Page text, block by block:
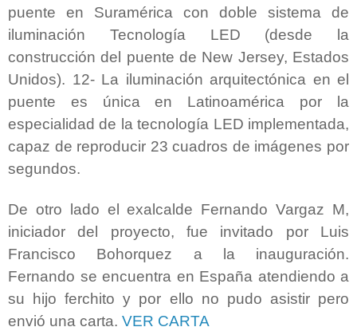
puente en Suramérica con doble sistema de
iluminación Tecnología LED (desde la
construcción del puente de New Jersey, Estados
Unidos). 12- La iluminación arquitectónica en el
puente es única en Latinoamérica por la
especialidad de la tecnología LED implementada,
capaz de reproducir 23 cuadros de imágenes por
segundos.
De otro lado el exalcalde Fernando Vargaz M,
iniciador del proyecto, fue invitado por Luis
Francisco Bohorquez a la inauguración.
Fernando se encuentra en España atendiendo a
su hijo ferchito y por ello no pudo asistir pero
envió una carta. VER CARTA